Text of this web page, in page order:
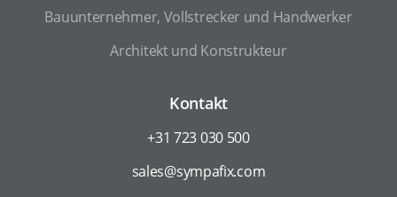
Bauunternehmer, Vollstrecker und Handwerker
Architekt und Konstrukteur
Kontakt
+31 723 030 500
sales@sympafix.com